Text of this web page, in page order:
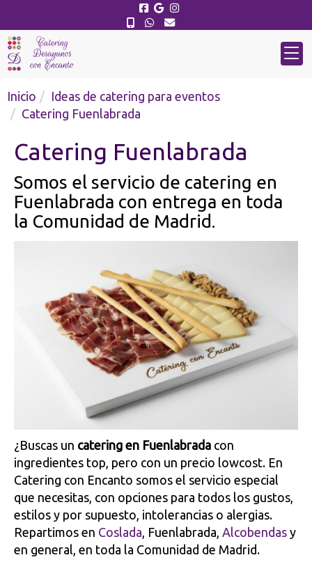
Inicio
Ideas de catering para eventos
Catering Fuenlabrada
Catering Fuenlabrada
Somos el servicio de catering en
Fuenlabrada con entrega en toda
la Comunidad de Madrid.
¿Buscas un catering en Fuenlabrada con
ingredientes top, pero con un precio lowcost. En
Catering con Encanto somos el servicio especial
que necesitas, con opciones para todos los gustos,
estilos y por supuesto, intolerancias o alergias.
Repartimos en Coslada, Fuenlabrada, Alcobendas y
en general, en toda la Comunidad de Madrid.